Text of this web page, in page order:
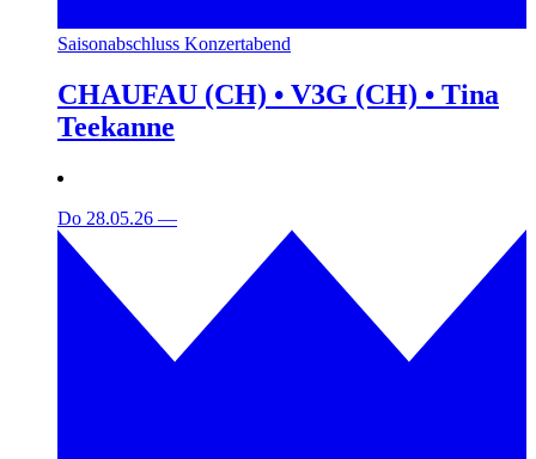
Saisonabschluss Konzertabend
CHAUFAU (CH) • V3G (CH) • Tina
Teekanne
Do 28.05.26 —